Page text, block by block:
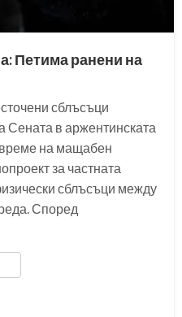
Петима ранени на
сблъсъци
Сената в аржентинската
на мащабен
за частната
сблъсъци между
Според